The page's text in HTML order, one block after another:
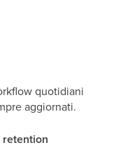
quotidiani
aggiornati.